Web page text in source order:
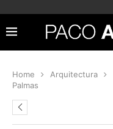
Home Arquitectura
Palmas